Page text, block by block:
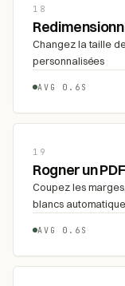
18
Changez la taille
personnalisées
AVG 0.6S
19
Rogner un PDF
Coupez les
blancs
AVG 0.6S